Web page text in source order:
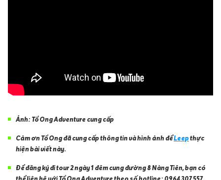
Ảnh: Tổ Ong Adventure cung cấp
Cảm ơn Tổ Ongđã cung cấp thông tin và hình ảnh đểLeepthực
hiện bài viết này.
Để đăng ký đi tour 2 ngày 1 đêm cung đường 8 Nàng Tiên, bạn có
thể liên hệ với Tổ Ong Adventure theo số hotline: 0964 307 557.